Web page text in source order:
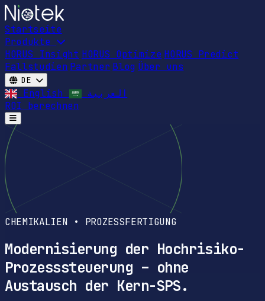
Startseite
Produkte
HORUS Insight HORUS Optimize HORUS Predict
Fallstudien Partner Blog Über uns
DE
English
العربية
ROI berechnen
Open main menu
CHEMIKALIEN • PROZESSFERTIGUNG
Modernisierung der Hochrisiko-
Prozesssteuerung – ohne
Austausch der Kern-SPS.